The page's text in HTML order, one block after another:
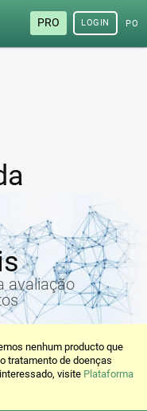
PRO LOGIN
avaliação
nenhum producto que
tratamento de doenças
visite Plataforma